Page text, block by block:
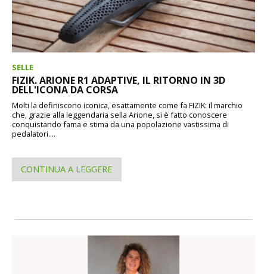
SELLE
FIZIK. ARIONE R1 ADAPTIVE, IL RITORNO IN 3D
DELL'ICONA DA CORSA
Molti la definiscono iconica, esattamente come fa FIZIK: il marchio
che, grazie alla leggendaria sella Arione, si è fatto conoscere
conquistando fama e stima da una popolazione vastissima di
pedalatori....
CONTINUA A LEGGERE